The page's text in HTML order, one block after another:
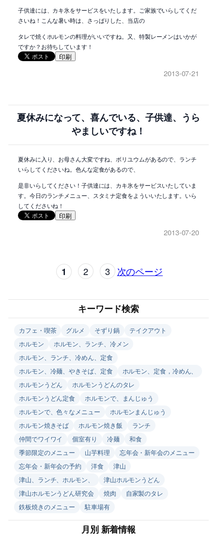
子供達には、カキ氷をサービスをいたします。ご家族でいらしてくだ
さいね！こんな暑い時は、さっぱりした、当店の
タレで焼くホルモンの料理がいいですね。又、特製レーメンはいかが
ですか？お待ちしています！
印刷
2013-07-21
夏休みになって、喜んでいる、子供達、うら
やましいですね！
夏休みに入り、お母さん大変ですね、ボリユウムがあるので、ランチ
いらしてくださいね。色んな定食があるので、
是非いらしてください！子供達には、カキ氷をサービスいたしていま
す。今日のランチメニュー、スタミナ定食をよういいたします。いら
してくださいね！
印刷
2013-07-20
1 2 3 次のページ
キーワード検索
カフェ・喫茶 グルメ そずり鍋
テイクアウト
ホルモン
ホルモン、ランチ、冷メン
ホルモン、ランチ、冷めん、定食
ホルモン、冷麺、やきそば、定食
ホルモン、定食，冷めん、
ホルモンうどん
ホルモンうどんのタレ
ホルモンうどん定食
ホルモンで、まんじゅう
ホルモンで、色々なメニュー
ホルモンまんじゅう
ホルモン焼きそば
ホルモン焼き飯
ランチ
仲間でワイワイ
個室有り 冷麺
和食
季節限定のメニュー
山芋料理
忘年会・新年会のメニュー
忘年会・新年会の予約
洋食
津山
津山、ランチ、ホルモン、
津山ホルモンうどん
津山ホルモンうどん研究会
焼肉
自家製のタレ
鉄板焼きのメニュー
駐車場有
月別 新着情報